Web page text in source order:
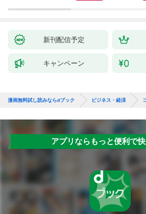
新刊配信予定
キャンペーン
漫画無料試し読みならdブック ビジネス・経済
アプリならもっと便利で快